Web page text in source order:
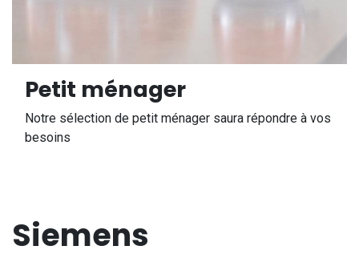
Petit ménager
Notre sélection de petit ménager saura répondre à vos
besoins
Siemens